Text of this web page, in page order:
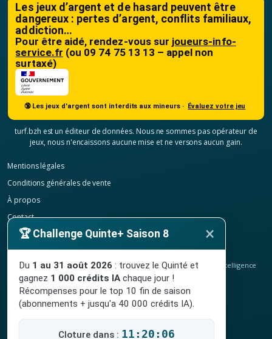
Les jeux d’argent et de hasard peuvent être
dangereux : pertes d’argent, conflits familiaux,
addiction…
Pour être aidé, rendez-vous sur joueurs-info-
service.fr (ou 09 74 75 13 13 – appel non
surtaxé)
🔞 Les jeux d'argent sont interdits aux mineurs · Évaluez votre jeu
turf.bzh est un éditeur de données. Nous ne sommes pas opérateur de
jeux, nous n'encaissons aucune mise et ne versons aucun gain.
Mentions légales
Conditions générales de vente
À propos
Contact
Confidentialité
Résilier mon abonnement
© 2020-2026 TURF.bzh, analyses hippiques, classement ELO et intelligence
artificielle.
Site indépendant, sans lien avec le PMU. Jeu interdit aux mineurs.
🏆 Challenge Quinte+ Saison 8 ×
Du 1 au 31 août 2026 : trouvez le Quinté et
gagnez 1 000 crédits IA chaque jour !
Récompenses pour le top 10 fin de saison
(abonnements + jusqu'a 40 000 crédits IA).
Cloture dans : 11:20:05